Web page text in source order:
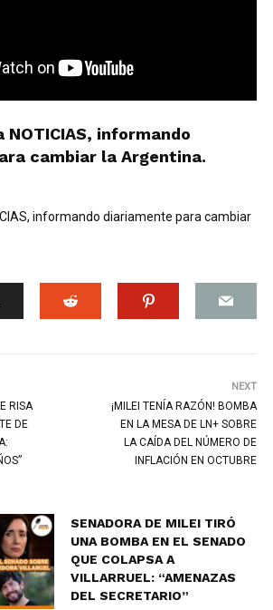
NOTICIAS, informando
cambiar la Argentina.
informando diariamente para cambiar
RISA
DE
NEXT
¡MILEI TENÍA RAZÓN! BOMBA
EN LA MESA DE LN+ SOBRE
LA CAÍDA DEL NÚMERO DE
INFLACIÓN EN OCTUBRE
SENADORA DE MILEI TIRÓ
UNA BOMBA EN EL SENADO
QUE COLAPSA A
VILLARRUEL: “AMENAZAS
DEL SECRETARIO”